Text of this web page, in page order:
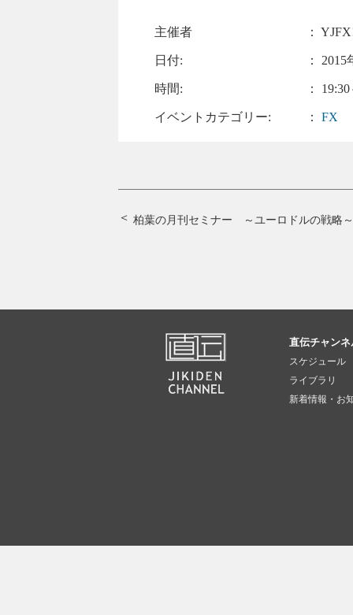
主催者 ：
日付: ： 2015
時間: ：
イベントカテゴリー: ：FX
柏葉の月刊セミナー ～ユーロドルの戦略～
直伝チャン
スケジュール
ライブラリ
新着情報・お